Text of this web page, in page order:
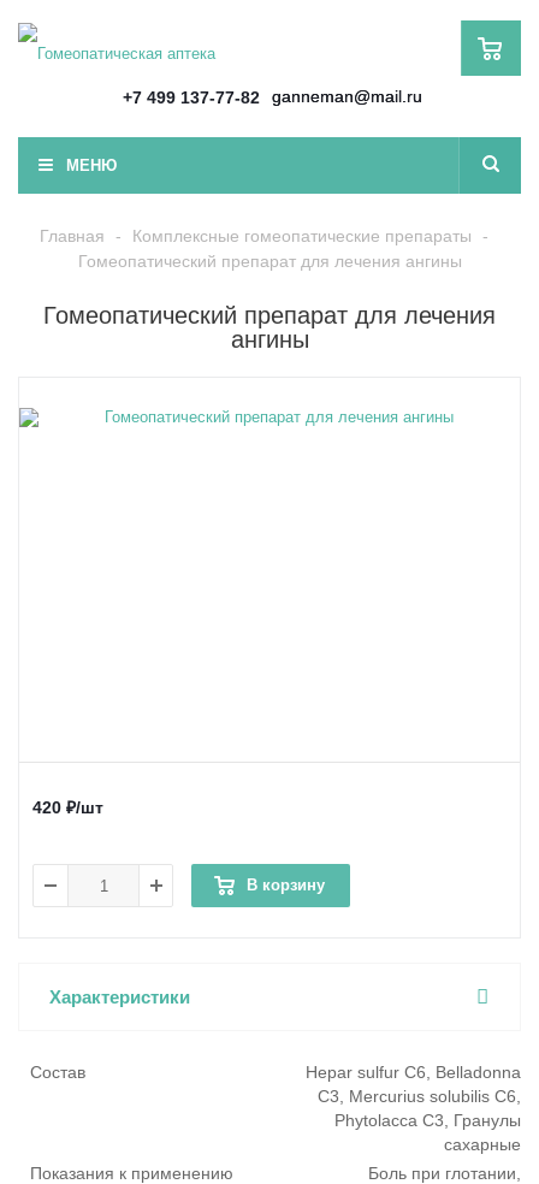
+7 499 137-77-82 ganneman@mail.ru
МЕНЮ
Главная - Комплексные гомеопатические препараты
-
Гомеопатический препарат для лечения ангины
Гомеопатический препарат для лечения
ангины
420 ₽/шт
В корзину
Характеристики
Состав
Hepar sulfur C6, Belladonna
C3, Mercurius solubilis C6,
Phytolaсca C3, Гранулы
сахарные
Показания к применению
Боль при глотании,